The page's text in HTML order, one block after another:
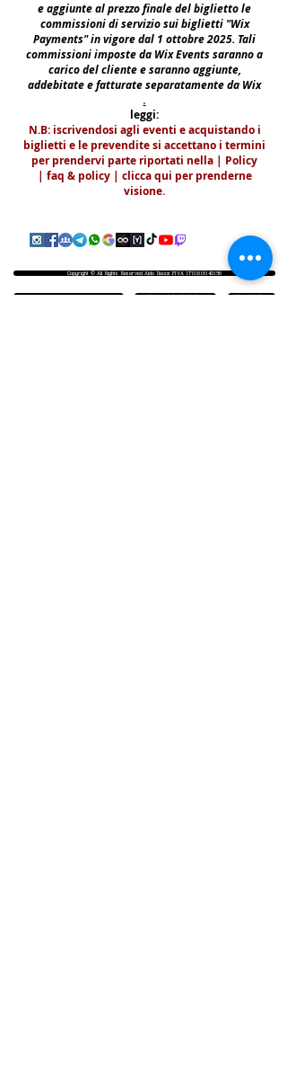
e aggiunte al prezzo finale del biglietto le
commissioni di servizio sui biglietti "Wix
Payments" in vigore dal 1 ottobre 2025. Tali
commissioni imposte da Wix Events saranno a
carico del cliente e saranno aggiunte,
addebitate e fatturate separatamente da Wix
.
leggi:
N.B: iscrivendosi agli eventi e acquistando i
biglietti e le prevendite si accettano i termini
per prendervi parte riportati nella | Policy
| faq & policy | clicca qui per prenderne
visione.
Copyright © All Rights Reserved Aldo Diazzi P.IVA IT01618140196
Faq & Policy
Privacy | Cookie Policy